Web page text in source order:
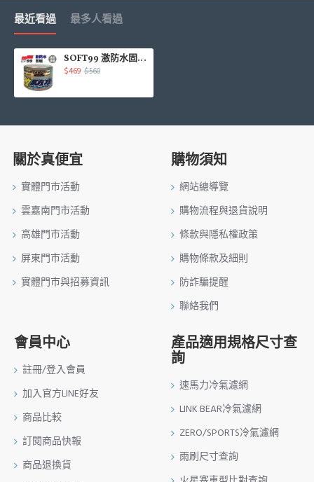
最近看過 最多人看過
SOFT99 激防水固蠟(淺色/淺銀粉漆車用)300g
$469 $560
關於真便宜
實體門市活動
雲嘉南門市活動
高雄門市活動
屏東門市活動
實體門市與招募資訊
購物須知
網站總導覽
購物流程與退貨說明
條款與隱私權政策
購物條款及細則
防詐騙提醒
聯絡我們
會員中心
註冊/登入會員
加入官方LINE好友
商品比較
訂閱商品快報
商品退換貨
產品適用規格尺寸查
詢
速馬力冷氣濾網
LINK BEAR冷氣濾網
ZERO/SPORTS冷氣濾網
雨刷尺寸查詢